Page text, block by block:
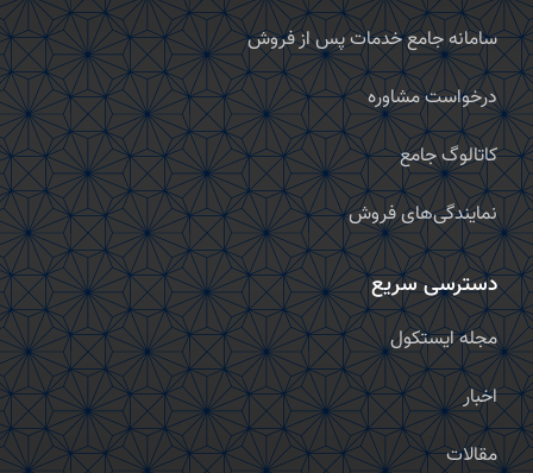
سامانه جامع خدمات پس از فروش
درخواست مشاوره
کاتالوگ جامع
نمایندگی‌های فروش
دسترسی سریع
مجله ایستکول
اخبار
مقالات